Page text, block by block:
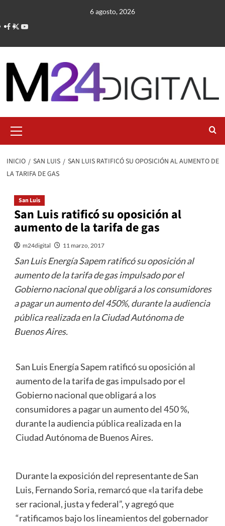
contenido
6 agosto, 2026
primario
INICIO SAN LUIS
SAN LUIS RATIFICÓ SU OPOSICIÓN AL AUMENTO DE
LA TARIFA DE GAS
San Luis
San Luis ratificó su oposición al
aumento de la tarifa de gas
m24digital 11 marzo, 2017
San Luis Energía Sapem ratificó su oposición al
aumento de la tarifa de gas impulsado por el
Gobierno nacional que obligará a los consumidores
a pagar un aumento del 450%, durante la audiencia
pública realizada en la Ciudad Autónoma de
Buenos Aires.
San Luis Energía Sapem ratificó su oposición al
aumento de la tarifa de gas impulsado por el
Gobierno nacional que obligará a los
consumidores a pagar un aumento del 450 %,
durante la audiencia pública realizada en la
Ciudad Autónoma de Buenos Aires.
Durante la exposición del representante de San
Luis, Fernando Soria, remarcó que «la tarifa debe
ser racional, justa y federal”, y agregó que
“ratificamos bajo los lineamientos del gobernador